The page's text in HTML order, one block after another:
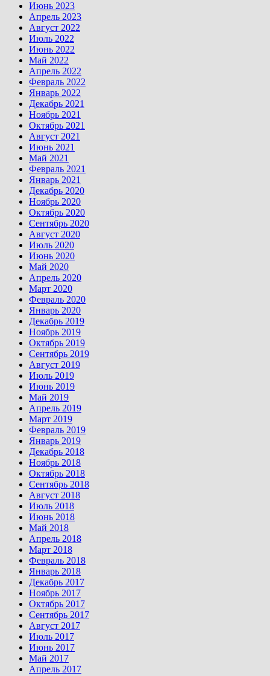
Июнь 2023
Апрель 2023
Август 2022
Июль 2022
Июнь 2022
Май 2022
Апрель 2022
Февраль 2022
Январь 2022
Декабрь 2021
Ноябрь 2021
Октябрь 2021
Август 2021
Июнь 2021
Май 2021
Февраль 2021
Январь 2021
Декабрь 2020
Ноябрь 2020
Октябрь 2020
Сентябрь 2020
Август 2020
Июль 2020
Июнь 2020
Май 2020
Апрель 2020
Март 2020
Февраль 2020
Январь 2020
Декабрь 2019
Ноябрь 2019
Октябрь 2019
Сентябрь 2019
Август 2019
Июль 2019
Июнь 2019
Май 2019
Апрель 2019
Март 2019
Февраль 2019
Январь 2019
Декабрь 2018
Ноябрь 2018
Октябрь 2018
Сентябрь 2018
Август 2018
Июль 2018
Июнь 2018
Май 2018
Апрель 2018
Март 2018
Февраль 2018
Январь 2018
Декабрь 2017
Ноябрь 2017
Октябрь 2017
Сентябрь 2017
Август 2017
Июль 2017
Июнь 2017
Май 2017
Апрель 2017